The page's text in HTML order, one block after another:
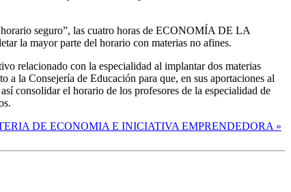
seguro”, las cuatro horas de ECONOMÍA DE LA
la mayor parte del horario con materias no afines.
relacionado con la especialidad al implantar dos materias
la Consejería de Educación para que, en sus aportaciones al
consolidar el horario de los profesores de la especialidad de
DE ECONOMIA E INICIATIVA EMPRENDEDORA »